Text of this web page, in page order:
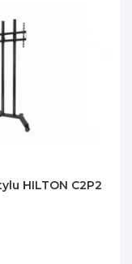
HILTON C2P2